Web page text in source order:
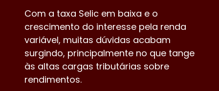
Com a taxa Selic em baixa e o
crescimento do interesse pela renda
variável, muitas dúvidas acabam
surgindo, principalmente no que tange
às altas cargas tributárias sobre
rendimentos.